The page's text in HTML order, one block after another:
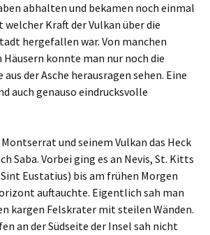
abhalten und bekamen noch einmal
Kraft der Vulkan über die
hergefallen war. Von manchen
konnte man nur noch die
der Asche herausragen sehen. Eine
auch genauso eindrucksvolle
und seinem Vulkan das Heck
Saba. Vorbei ging es an Nevis, St. Kitts
Eustatius) bis am frühen Morgen
auftauchte. Eigentlich sah man
kargen Felskrater mit steilen Wänden.
an der Südseite der Insel sah nicht